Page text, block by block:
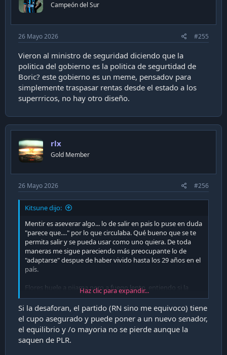
Campeón del Sur
26 Mayo 2026 #255
Vieron al ministro de seguridad diciendo que la
politica del gobierno es la politica de segurtidad de
Boric? este gobierno es un meme, pensadov para
simplemente traspasar rentas desde el estado a los
superrricos, no hay otro diseño.
rlx
Gold Member
26 Mayo 2026 #256
Kitsune dijo:
Mentir es aseverar algo... lo de salir en pais lo puse en duda
"parece que...." por lo que circulaba. Qué bueno que se te
permita salir y se pueda usar como uno quiera. De toda
maneras me sigue pareciendo más preocupante lo de
"adaptarse" despue de haber vivido hasta los 29 años en el
país.
Flores huele a pijama pero a fuego lento, entiendo si la
desaforan quedan a punto de perder la mayoria en
senado.
Haz clic para expandir...
Si la desaforan, el partido (RN sino me equivoco) tiene
el cupo asegurado y puede poner a un nuevo senador,
el equilibrio y /o mayoria no se pierde aunque la
saquen de PLR.